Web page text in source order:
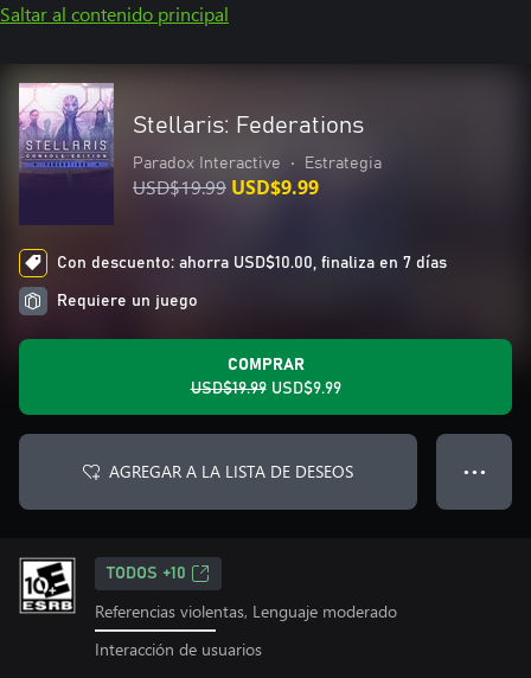
Saltar al contenido principal
Stellaris: Federations
Paradox Interactive • Estrategia
USD$19.99 USD$9.99
Con descuento: ahorra USD$10.00, finaliza en 7 días
Requiere un juego
COMPRAR
USD$19.99 USD$9.99
AGREGAR A LA LISTA DE DESEOS ● ● ●
TODOS +10
Referencias violentas, Lenguaje moderado
Interacción de usuarios